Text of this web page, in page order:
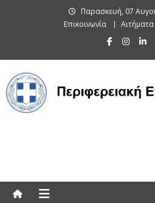
Παρασκευή, 07
Επικοινωνία